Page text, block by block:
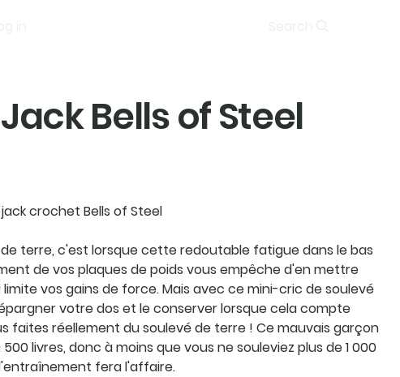
Bells of Steel
crochet Bells of Steel
de terre, c'est lorsque cette redoutable fatigue dans le bas
de vos plaques de poids vous empêche d'en mettre
limite vos gains de force. Mais avec ce mini-cric de soulevé
votre dos et le conserver lorsque cela compte
faites réellement du soulevé de terre ! Ce mauvais garçon
livres, donc à moins que vous ne souleviez plus de 1 000
fera l'affaire.